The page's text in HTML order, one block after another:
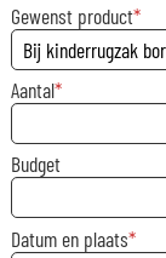
Gewenst product
Aantal
Budget
Datum en plaats